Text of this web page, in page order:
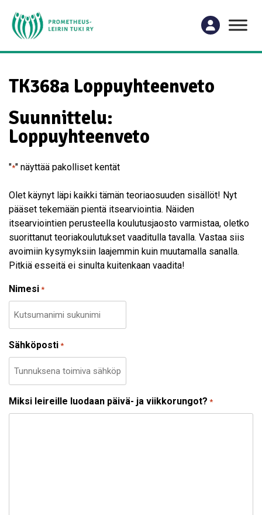
TK368a Loppuyhteenveto
Suunnittelu:
Loppuyhteenveto
"*" näyttää pakolliset kentät
Olet käynyt läpi kaikki tämän teoriaosuuden sisällöt! Nyt
pääset tekemään pientä itsearviointia. Näiden
itsearviointien perusteella koulutusjaosto varmistaa, oletko
suorittanut teoriakoulutukset vaaditulla tavalla. Vastaa siis
avoimiin kysymyksiin laajemmin kuin muutamalla sanalla.
Pitkiä esseitä ei sinulta kuitenkaan vaadita!
Nimesi *
Sähköposti *
Miksi leireille luodaan päivä- ja viikkorungot? *